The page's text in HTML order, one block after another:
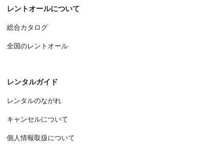
レントオールについて
総合カタログ
全国のレントオール
レンタルガイド
レンタルのながれ
キャンセルについて
個人情報取扱について